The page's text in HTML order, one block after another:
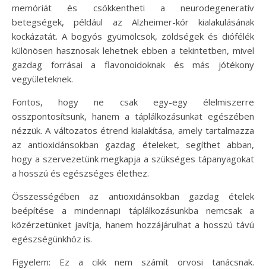
memóriát és csökkentheti a neurodegeneratív
betegségek, például az Alzheimer-kór kialakulásának
kockázatát. A bogyós gyümölcsök, zöldségek és diófélék
különösen hasznosak lehetnek ebben a tekintetben, mivel
gazdag forrásai a flavonoidoknak és más jótékony
vegyületeknek.
Fontos, hogy ne csak egy-egy élelmiszerre
összpontosítsunk, hanem a táplálkozásunkat egészében
nézzük. A változatos étrend kialakítása, amely tartalmazza
az antioxidánsokban gazdag ételeket, segíthet abban,
hogy a szervezetünk megkapja a szükséges tápanyagokat
a hosszú és egészséges élethez.
Összességében az antioxidánsokban gazdag ételek
beépítése a mindennapi táplálkozásunkba nemcsak a
közérzetünket javítja, hanem hozzájárulhat a hosszú távú
egészségünkhöz is.
Figyelem: Ez a cikk nem számít orvosi tanácsnak.